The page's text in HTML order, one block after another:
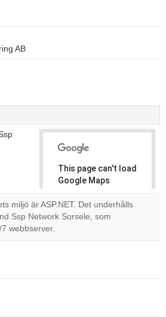
AB
This page can't load
Google Maps
correctly.
Do you
miljö är ASP.NET. Det underhålls
Ssp Network Sorsele, som
webbserver.